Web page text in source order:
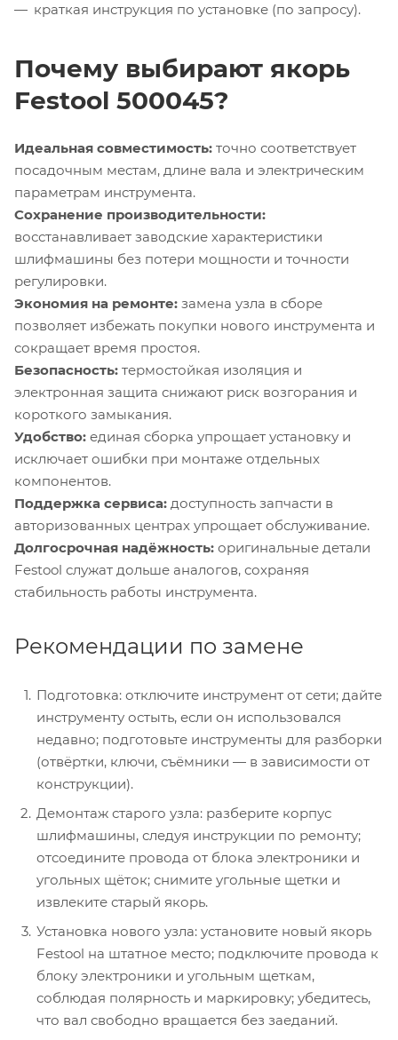
краткая инструкция по установке (по запросу).
Почему выбирают якорь
Festool 500045?
Идеальная совместимость: точно соответствует
посадочным местам, длине вала и электрическим
параметрам инструмента.
Сохранение производительности:
восстанавливает заводские характеристики
шлифмашины без потери мощности и точности
регулировки.
Экономия на ремонте: замена узла в сборе
позволяет избежать покупки нового инструмента и
сокращает время простоя.
Безопасность: термостойкая изоляция и
электронная защита снижают риск возгорания и
короткого замыкания.
Удобство: единая сборка упрощает установку и
исключает ошибки при монтаже отдельных
компонентов.
Поддержка сервиса: доступность запчасти в
авторизованных центрах упрощает обслуживание.
Долгосрочная надёжность: оригинальные детали
Festool служат дольше аналогов, сохраняя
стабильность работы инструмента.
Рекомендации по замене
Подготовка: отключите инструмент от сети; дайте
инструменту остыть, если он использовался
недавно; подготовьте инструменты для разборки
(отвёртки, ключи, съёмники — в зависимости от
конструкции).
Демонтаж старого узла: разберите корпус
шлифмашины, следуя инструкции по ремонту;
отсоедините провода от блока электроники и
угольных щёток; снимите угольные щетки и
извлеките старый якорь.
Установка нового узла: установите новый якорь
Festool на штатное место; подключите провода к
блоку электроники и угольным щеткам,
соблюдая полярность и маркировку; убедитесь,
что вал свободно вращается без заеданий.